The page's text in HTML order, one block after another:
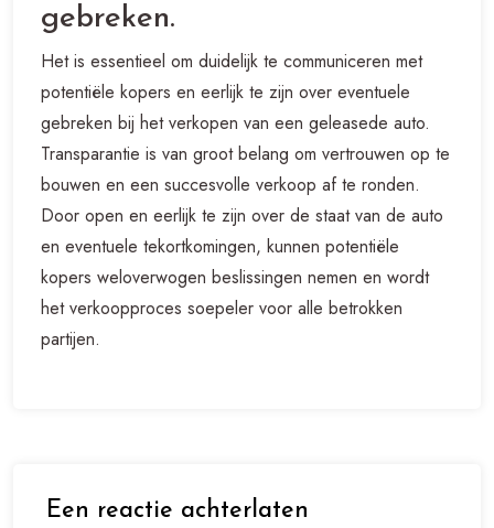
gebreken.
Het is essentieel om duidelijk te communiceren met
potentiële kopers en eerlijk te zijn over eventuele
gebreken bij het verkopen van een geleasede auto.
Transparantie is van groot belang om vertrouwen op te
bouwen en een succesvolle verkoop af te ronden.
Door open en eerlijk te zijn over de staat van de auto
en eventuele tekortkomingen, kunnen potentiële
kopers weloverwogen beslissingen nemen en wordt
het verkoopproces soepeler voor alle betrokken
partijen.
Een reactie achterlaten